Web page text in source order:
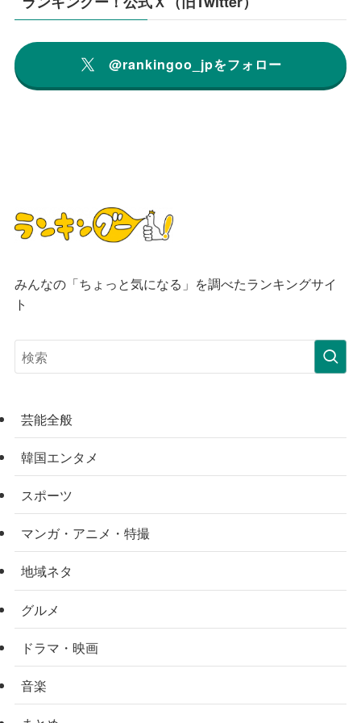
@rankingoo_jpをフォロー
みんなの「ちょっと気になる」を調べたランキングサイ
ト
芸能全般
韓国エンタメ
スポーツ
マンガ・アニメ・特撮
地域ネタ
グルメ
ドラマ・映画
音楽